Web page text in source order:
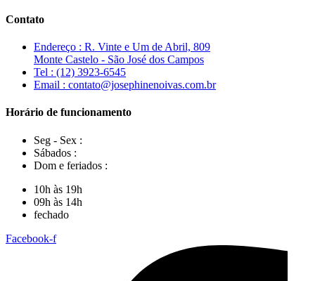
Contato
Endereço : R. Vinte e Um de Abril, 809
Monte Castelo - São José dos Campos
Tel : (12) 3923-6545
Email : contato@josephinenoivas.com.br
Horário de funcionamento
Seg - Sex :
Sábados :
Dom e feriados :
10h às 19h
09h às 14h
fechado
Facebook-f